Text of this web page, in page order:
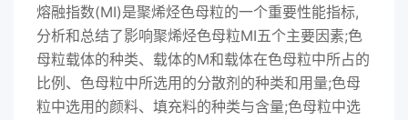
熔融指数(MI)是聚烯烃色母粒的一个重要性能指标,
分析和总结了影响聚烯烃色母粒MI五个主要因素;色
母粒载体的种类、载体的M和载体在色母粒中所占的
比例、色母粒中所选用的分散剂的种类和用量;色母
粒中选用的颜料、填充料的种类与含量;色母粒中选